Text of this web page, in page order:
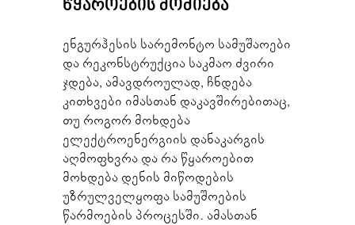
ᲬᲧᲐᲠᲝᲔᲑᲘᲡ ᲛᲝᲫᲘᲔᲑᲐ
ენგურჰესის სარემონტო სამუშაოები
და რეკონსტრუქცია საკმაო ძვირი
ჯდება, ამავდროულად, ჩნდება
კითხვები იმასთან დაკავშირებითაც,
თუ როგორ მოხდება
ელექტროენერგიის დანაკარგის
აღმოფხვრა და რა წყაროებით
მოხდება დენის მიწოდების
უზრულველყოფა სამუშოების
წარმოების პროცესში. ამასთან